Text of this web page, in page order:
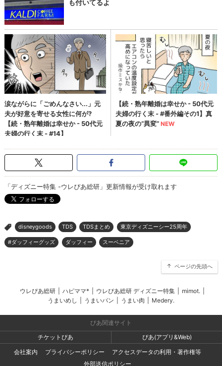
「ディズニー特集 -ウレぴあ総研」更新情報が受け取れます
> disneygoods TDS TDSまとめ 東京ディズニーシー25周年
#ダッフィーグッズ ダッフィー スーベニア
ページの先頭へ
ウレぴあ総研 ハピママ* ウレぴあ総研 ディズニー特集 mimot.
うまいめし
うまいパン うまい肉 Medery.
ぴあ関連サイト
チケットぴあ
ぴあ(アプリ&Web)
会社案内
プライバシーポリシー
アクセスデータの利用・著作権等
外部送信ポリシー